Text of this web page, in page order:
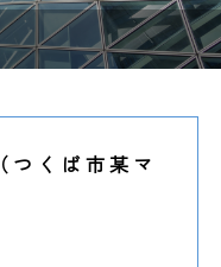
つくば市某マ